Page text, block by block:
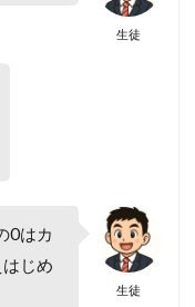
生徒
生徒
0はカ
じめ